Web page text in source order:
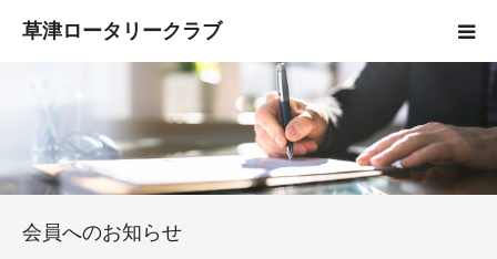
会員へのお知らせ
クラブ概要
入会案内